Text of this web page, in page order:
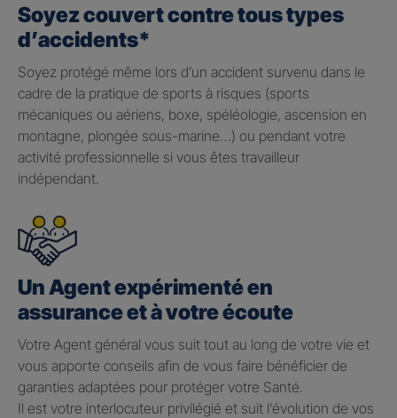
Soyez couvert contre tous types
d’accidents*
Soyez protégé même lors d’un accident survenu dans le
cadre de la pratique de sports à risques (sports
mécaniques ou aériens, boxe, spéléologie, ascension en
montagne, plongée sous-marine…) ou pendant votre
activité professionnelle si vous êtes travailleur
indépendant.
Un Agent expérimenté en
assurance et à votre écoute
Votre Agent général vous suit tout au long de votre vie et
vous apporte conseils afin de vous faire bénéficier de
garanties adaptées pour protéger votre Santé.
Il est votre interlocuteur privilégié et suit l’évolution de vos